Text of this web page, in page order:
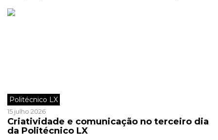
Politécnico LX
15 julho 2026
Criatividade e comunicação no terceiro dia
da Politécnico LX